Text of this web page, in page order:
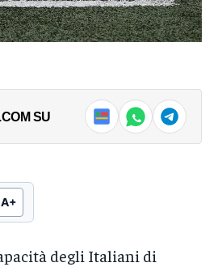
SU
A+
degli Italiani di